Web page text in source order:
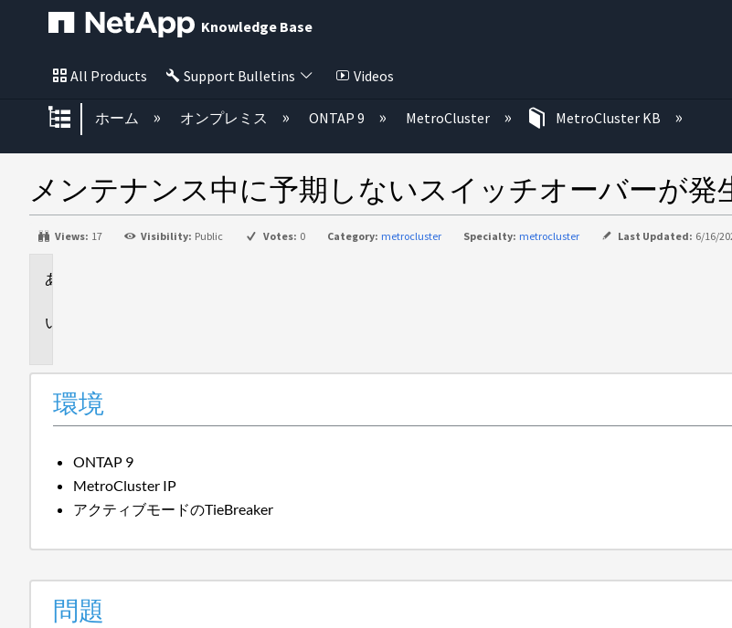
Knowledge Base
All Products Support Bulletins Videos
グローバル階層を展開/折りたたむ
ホーム オンプレミス ONTAP 9 MetroCluster MetroCluster KB
メンテナンス中に予期しないスイッチオーバーが発
Views: 17 Visibility: Public Votes: 0 Category: metrocluster Specialty: metrocluster Last Updated: 6/16/
環境
ONTAP 9
MetroCluster IP
アクティブモードのTieBreaker
問題